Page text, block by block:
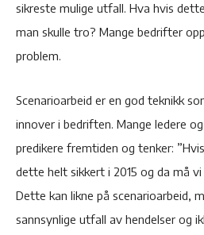
sikreste mulige utfall. Hva hvis
man skulle tro? Mange bedrifter
problem.
Scenarioarbeid er en god teknikk
innover i bedriften. Mange ledere
predikere fremtiden og tenker:
dette helt sikkert i 2015 og da må
Dette kan likne på scenarioarbeid,
sannsynlige utfall av hendelser og